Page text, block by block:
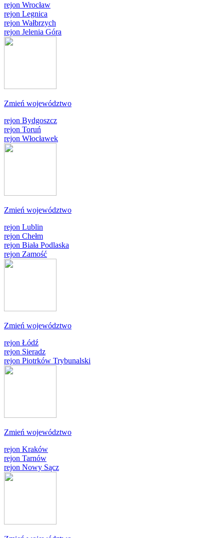
rejon Wrocław
rejon Legnica
rejon Wałbrzych
rejon Jelenia Góra
Zmień województwo
rejon Bydgoszcz
rejon Toruń
rejon Włocławek
Zmień województwo
rejon Lublin
rejon Chełm
rejon Biała Podlaska
rejon Zamość
Zmień województwo
rejon Łódź
rejon Sieradz
rejon Piotrków Trybunalski
Zmień województwo
rejon Kraków
rejon Tarnów
rejon Nowy Sącz